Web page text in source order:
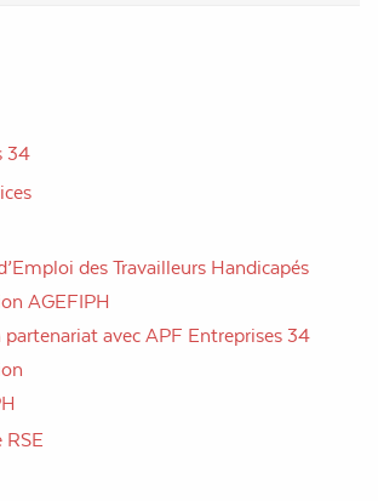
34
des Travailleurs Handicapés
AGEFIPH
partenariat avec APF Entreprises 34
RSE